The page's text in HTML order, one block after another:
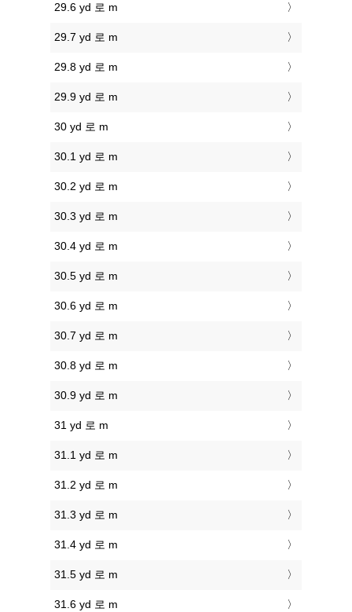
29.6 yd 로 m
29.7 yd 로 m
29.8 yd 로 m
29.9 yd 로 m
30 yd 로 m
30.1 yd 로 m
30.2 yd 로 m
30.3 yd 로 m
30.4 yd 로 m
30.5 yd 로 m
30.6 yd 로 m
30.7 yd 로 m
30.8 yd 로 m
30.9 yd 로 m
31 yd 로 m
31.1 yd 로 m
31.2 yd 로 m
31.3 yd 로 m
31.4 yd 로 m
31.5 yd 로 m
31.6 yd 로 m